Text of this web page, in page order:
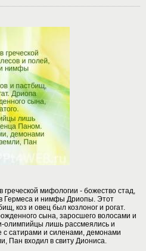
мифологии - божество стад,
Гермеса и нимфы Дриопы. Этот
коз и овец был козлоног и рогат.
сына, заросшего волосами и
олимпийцы лишь рассмеялись и
сатирами и силенами, демонами
Пан входил в свиту Диониса.